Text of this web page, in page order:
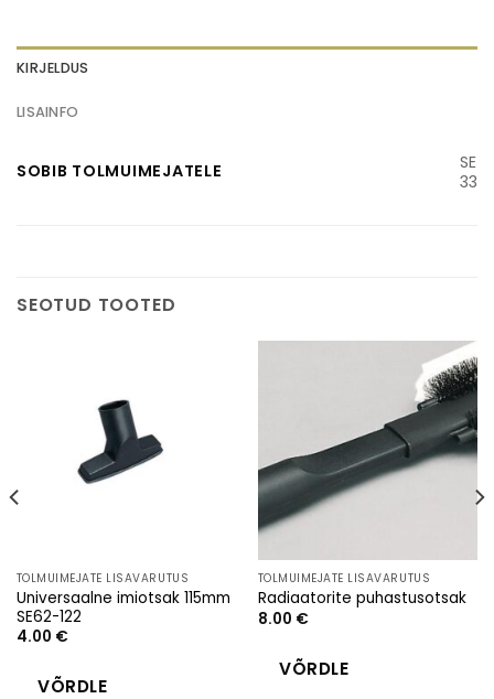
KIRJELDUS
LISAINFO
SOBIB TOLMUIMEJATELE
SE
33
SEOTUD TOOTED
TOLMUIMEJATE LISAVARUTUS
Universaalne imiotsak 115mm
SE62-122
4.00 €
VÕRDLE
TOLMUIMEJATE LISAVARUTUS
Radiaatorite puhastusotsak
8.00 €
VÕRDLE